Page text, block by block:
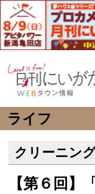
ライフ
クリーニン
【第６回】